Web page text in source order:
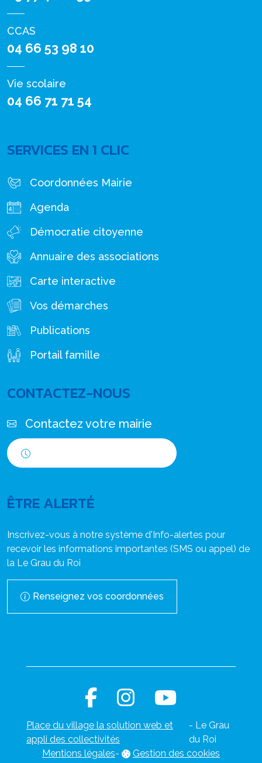
CCAS
04 66 53 98 10
Vie scolaire
04 66 71 71 54
SERVICES EN 1 CLIC
Coordonnées Mairie
Agenda
Démocratie citoyenne
Annuaire des associations
Carte interactive
Vos démarches
Publications
Portail famille
CONTACTEZ-NOUS
Contactez votre mairie
ÊTRE ALERTÉ
Inscrivez-vous à notre système d'Info-alertes pour
recevoir les informations importantes (SMS ou appel) de
la Le Grau du Roi
Renseignez vos coordonnées
Place du village la solution web et
appli des collectivités
- Le Grau
du Roi
Mentions légales- Gestion des cookies